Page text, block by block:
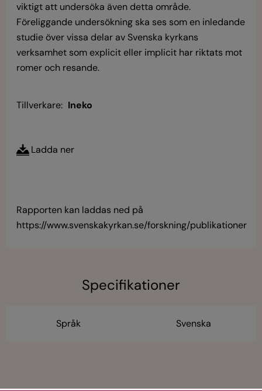
viktigt att undersöka även detta område.
Föreliggande undersökning ska ses som en inledande
studie över vissa delar av Svenska kyrkans
verksamhet som explicit eller implicit har riktats mot
romer och resande.
Tillverkare: Ineko
Ladda ner
Rapporten kan laddas ned på
https://www.svenskakyrkan.se/forskning/publikationer
Specifikationer
Språk Svenska